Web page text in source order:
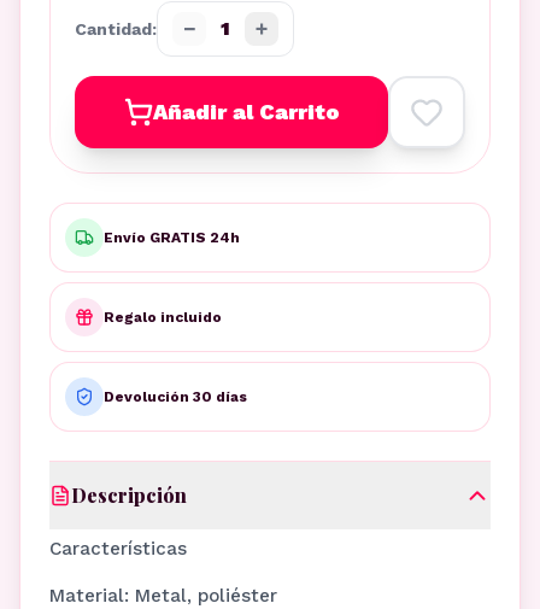
Cantidad: − 1 +
Añadir al Carrito
Envío GRATIS 24h
Regalo incluido
Devolución 30 días
Descripción
Características
Material: Metal, poliéster